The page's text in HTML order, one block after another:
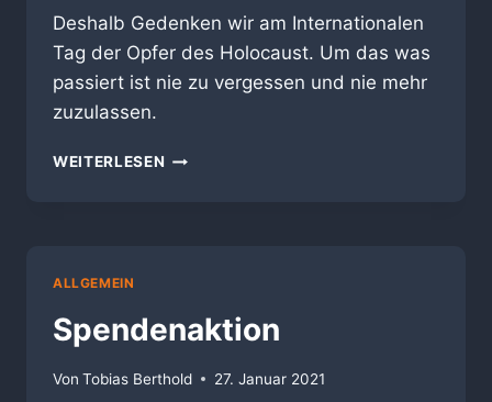
Deshalb Gedenken wir am Internationalen
Tag der Opfer des Holocaust. Um das was
passiert ist nie zu vergessen und nie mehr
zuzulassen.
WEITERLESEN WIR
ALLGEMEIN
Spendenaktion
Von Tobias Berthold 27. Januar 2021